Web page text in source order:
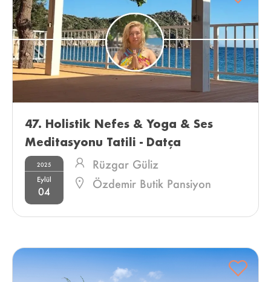
47. Holistik Nefes & Yoga & Ses
Meditasyonu Tatili - Datça
2025
Eylül
04
Rüzgar Güliz
Özdemir Butik Pansiyon